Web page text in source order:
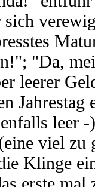
sich
"Da,
leerer
leer
viel
Klinge